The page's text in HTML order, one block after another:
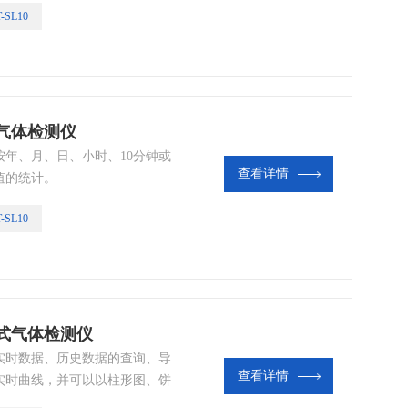
SL10
体检测仪
、月、日、小时、10分钟或
统计。
SL10
查看详情
气体检测仪
数据、历史数据的查询、导
曲线，并可以以柱形图、饼
查看详情